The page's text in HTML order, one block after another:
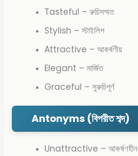
Tasteful – রুচিসম্মত
Stylish – স্টাইলিশ
Attractive – আকর্ষণীয়
Elegant – মার্জিত
Graceful – সুরুচিপূর্ণ
Antonyms (বিপরীত শব্দ)
Unattractive – আকর্ষণহীন